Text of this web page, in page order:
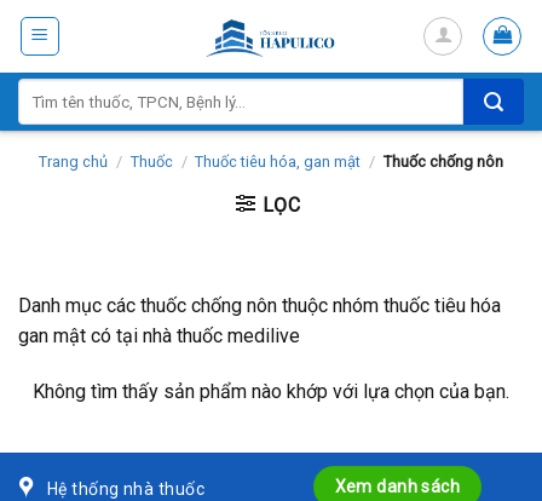
Skip
content
kiếm:
Trang chủ / Thuốc / Thuốc tiêu hóa, gan mật / Thuốc chống nôn
LỌC
Danh mục các thuốc chống nôn thuộc nhóm thuốc tiêu hóa
gan mật có tại nhà thuốc medilive
Không tìm thấy sản phẩm nào khớp với lựa chọn của bạn.
Hệ thống nhà thuốc Xem danh sách